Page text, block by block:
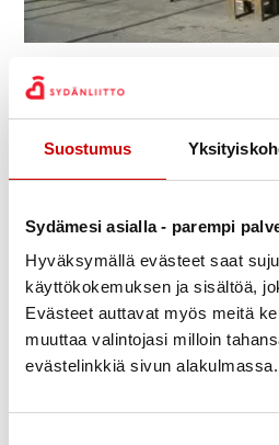
Suostumus
Sydämesi asialla - parempi
Hyväksymällä evästeet saat
käyttökokemuksen ja sisältöä,
Evästeet auttavat myös meitä
muuttaa valintojasi milloin
evästelinkkiä sivun alakulmassa.
Päivitetty 18.10.2023
Pikkujoulu Marjolassa pe
Pikkujoulu Joutsenon
1.12.2023 alk. klo 18.
Ohjelmassa jouluista
merkeissä sekä musiikkia ja
Hinta 60 € /jäsen sisältäen
autokuljetuksen.
Linja-auto klo 16.30 Lpr